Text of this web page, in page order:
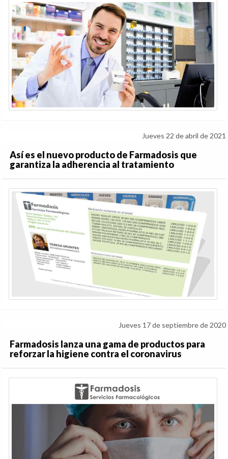
Jueves 22 de abril de 2021
Así es el nuevo producto de Farmadosis que
garantiza la adherencia al tratamiento
Jueves 17 de septiembre de 2020
Farmadosis lanza una gama de productos para
reforzar la higiene contra el coronavirus